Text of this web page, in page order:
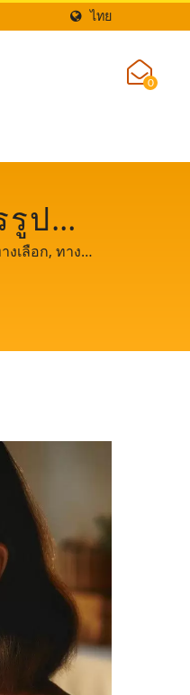
ไทย
0
ปถั่ว
เลือก, ทาง
หู้ ในฐานะผู้
รที่สำคัญและ